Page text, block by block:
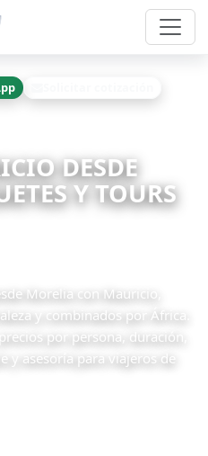
DESDE
Y TOURS
Morelia con Mauricio,
y combinados por África.
por persona, duración,
y asesoría para viajeros de